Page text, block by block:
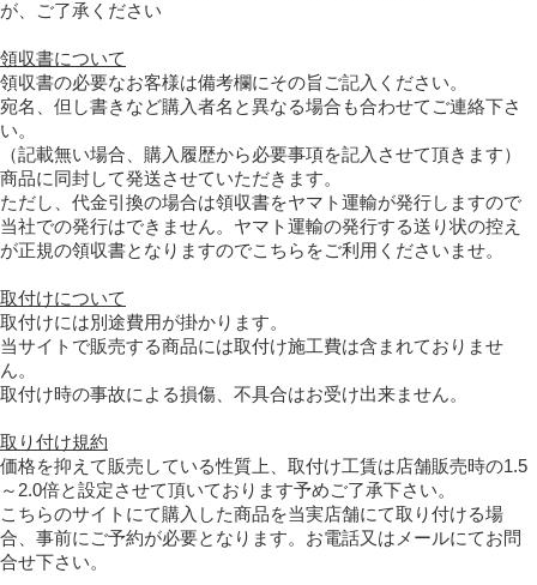
が、ご了承ください
領収書について
領収書の必要なお客様は備考欄にその旨ご記入ください。
宛名、但し書きなど購入者名と異なる場合も合わせてご連絡下さ
い。
（記載無い場合、購入履歴から必要事項を記入させて頂きます）
商品に同封して発送させていただきます。
ただし、代金引換の場合は領収書をヤマト運輸が発行しますので
当社での発行はできません。ヤマト運輸の発行する送り状の控え
が正規の領収書となりますのでこちらをご利用くださいませ。
取付けについて
取付けには別途費用が掛かります。
当サイトで販売する商品には取付け施工費は含まれておりませ
ん。
取付け時の事故による損傷、不具合はお受け出来ません。
取り付け規約
価格を抑えて販売している性質上、取付け工賃は店舗販売時の1.5
～2.0倍と設定させて頂いております予めご了承下さい。
こちらのサイトにて購入した商品を当実店舗にて取り付ける場
合、事前にご予約が必要となります。お電話又はメールにてお問
合せ下さい。